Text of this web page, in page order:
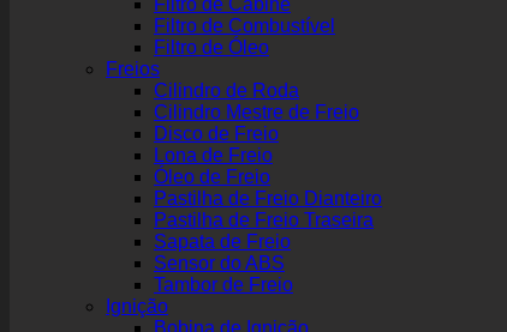
Filtro de Cabine
Filtro de Combustível
Filtro de Óleo
Freios
Cilindro de Roda
Cilindro Mestre de Freio
Disco de Freio
Lona de Freio
Óleo de Freio
Pastilha de Freio Dianteiro
Pastilha de Freio Traseira
Sapata de Freio
Sensor do ABS
Tambor de Freio
Ignição
Bobina de Ignição